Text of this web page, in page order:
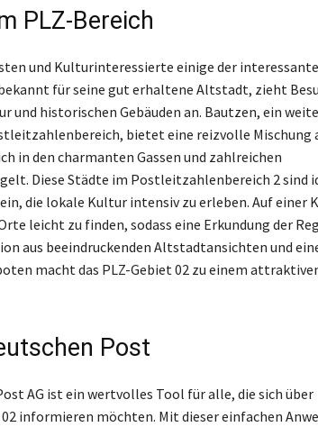
PLZ-Bereich
und Kulturinteressierte einige der
für seine gut erhaltene Altstadt, zieht
und historischen Gebäuden an. Bautzen, ein
bietet eine reizvolle Mischung
in den charmanten Gassen und zahlreichen
Diese Städte im Postleitzahlenbereich 2 sind
die lokale Kultur intensiv zu erleben. Auf einer
leicht zu finden, sodass eine Erkundung der
aus beeindruckenden Altstadtansichten und
macht das PLZ-Gebiet 02 zu einem
Post
AG ist ein wertvolles Tool für alle, die sich über
informieren möchten. Mit dieser einfachen